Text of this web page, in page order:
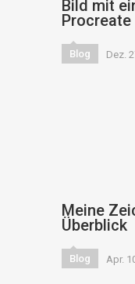
Bild mit
Blog Dez.
Meine
Überblick
Blog Apr.